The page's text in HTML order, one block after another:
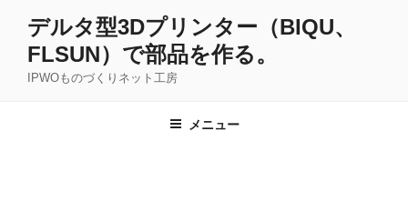
デルタ型3Dプリンター（BIQU、
FLSUN）で部品を作る。
IPWOものづくりネット工房
メニュー